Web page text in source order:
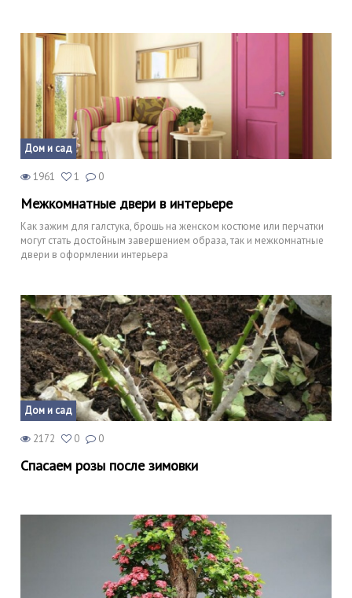
Дом и сад
1961 1 0
Межкомнатные двери в интерьере
Как зажим для галстука, брошь на женском костюме или перчатки
могут стать достойным завершением образа, так и межкомнатные
двери в оформлении интерьера
Дом и сад
2172 0 0
Спасаем розы после зимовки